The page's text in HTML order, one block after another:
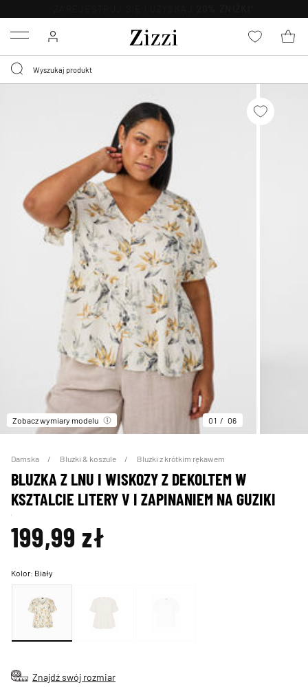
Menu
Zobacz wymiary modelu 01 06
Damska Bluzki & koszule Bluzki z krótkim rękawem
BLUZKA Z LNU I WISKOZY Z DEKOLTEM W
KSZTALCIE LITERY V I ZAPINANIEM NA GUZIKI
199,99 zł
Kolor: Biały
Znajdź swój rozmiar